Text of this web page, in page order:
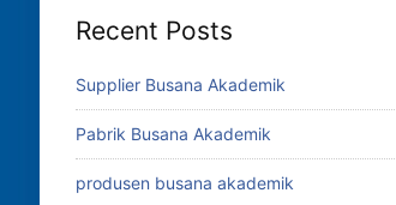
Recent Posts
Supplier Busana Akademik
Pabrik Busana Akademik
produsen busana akademik